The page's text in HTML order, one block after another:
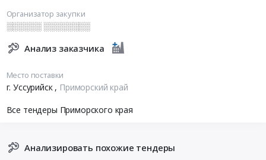
Организатор закупки
░░░░░░ ░░░░░░░░
Анализ заказчика
Место поставки
г. Уссурийск , Приморский край
Все тендеры Приморского края
Анализировать похожие тендеры